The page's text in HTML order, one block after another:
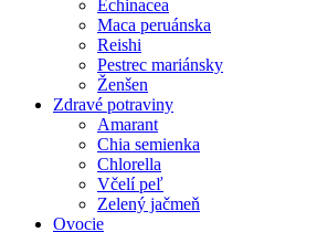
Echinacea
Maca peruánska
Reishi
Pestrec mariánsky
Ženšen
Zdravé potraviny
Amarant
Chia semienka
Chlorella
Včelí peľ
Zelený jačmeň
Ovocie